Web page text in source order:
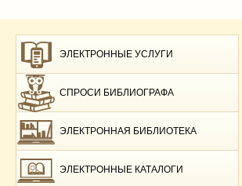
ЭЛЕКТРОННЫЕ УСЛУГИ
СПРОСИ БИБЛИОГРАФА
ЭЛЕКТРОННАЯ БИБЛИОТЕКА
ЭЛЕКТРОННЫЕ КАТАЛОГИ